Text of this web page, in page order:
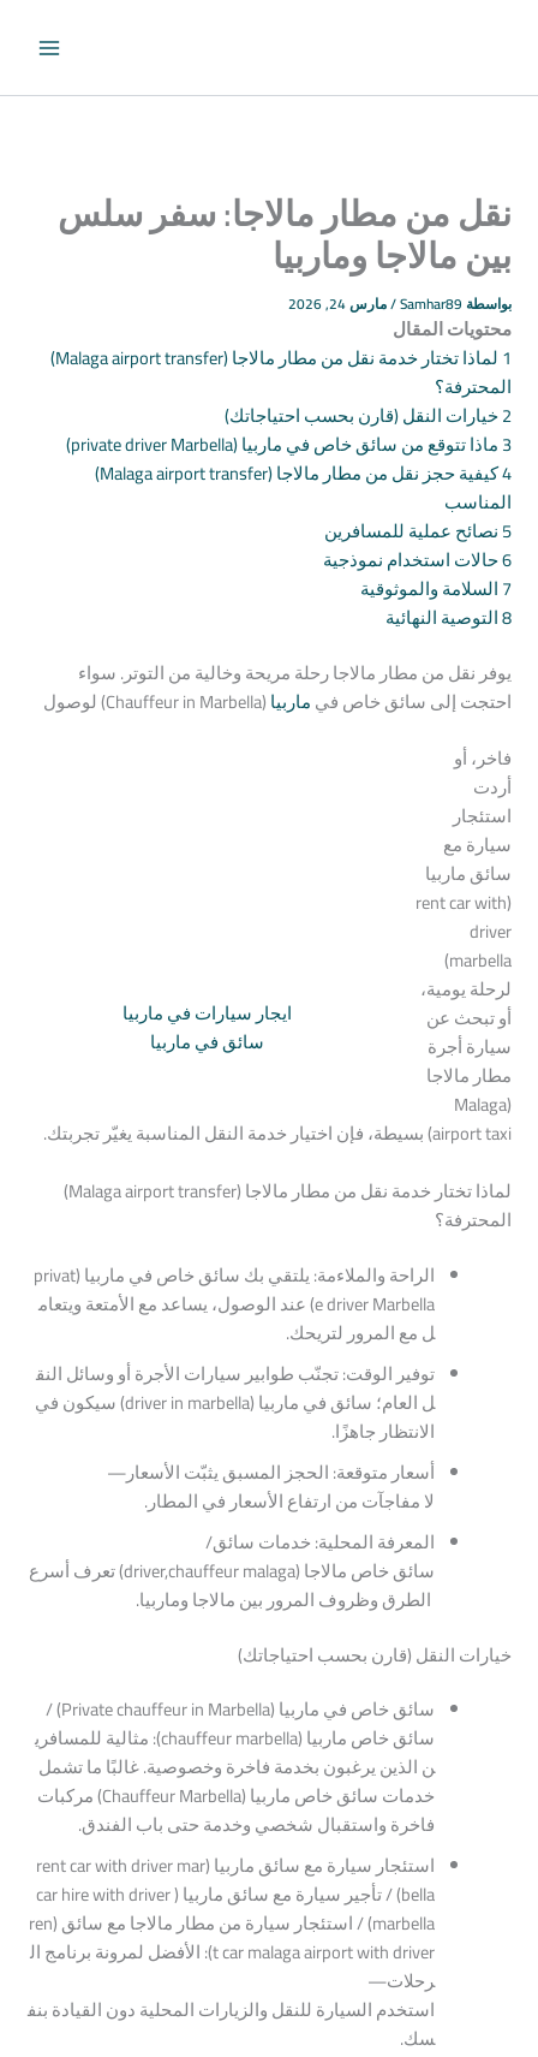
نقل من مطار مالاجا: سفر سلس
بين مالاجا وماربيا
بواسطةSamhar89
/مارس 24, 2026
محتويات المقال
لماذا تختار خدمة نقل من مطار مالاجا (Malaga airport transfer)
المحترفة؟
خيارات النقل (قارن بحسب احتياجاتك)
ماذا تتوقع من سائق خاص في ماربيا (private driver Marbella)
كيفية حجز نقل من مطار مالاجا (Malaga airport transfer)
المناسب
نصائح عملية للمسافرين
حالات استخدام نموذجية
السلامة والموثوقية
التوصية النهائية
يوفرنقلمنمطارمالاجارحلةمريحةوخاليةمنالتوتر.سواء
احتجتإلىسائقخاصفيماربيا(Chauffeur
inMarbella) لوصول
ايجار سيارات في ماربيا
سائق في ماربيا
فاخر،أو
أردت
استئجار
سيارةمع
سائقماربيا
carwith
driver
marbella)
لرحلةيومية،
تبحثعن
سيارةأجرة
مطارمالاجا
airporttaxi) بسيطة،فإناختيارخدمةالنقلالمناسبةيغيّرتجربتك.
لماذاتختارخدمةنقلمنمطارمالاجا(Malaga
airporttransfer)
المحترفة؟
الراحةوالملاءمة:يلتقيبكسائقخاصفيماربيا (privat
edriverMarbella) عندالوصول،يساعدمعالأمتعةويتعام
معالمرورلتريحك.
توفيرالوقت:تجنّبطوابيرسياراتالأجرةأووسائلالنق
العام؛سائقفيماربيا(driver
inmarbella) سيكونفي
الانتظارجاهزًا.
أسعارمتوقعة:الحجزالمسبقيثبّتالأسعار—
مفاجآتمنارتفاعالأسعارفيالمطار.
المعرفةالمحلية:خدماتسائق/
سائقخاصمالاجا(driver,chauffeur
malaga) تعرفأسرع
الطرقوظروفالمروربينمالاجاوماربيا.
خياراتالنقل(قارنبحسباحتياجاتك)
سائقخاصفيماربيا(Private
chauffeurinMarbella)
/
سائقخاصماربيا(chauffeur
marbella)
:مثاليةللمسافري
الذينيرغبونبخدمةفاخرةوخصوصية.غالبًاماتشمل
خدماتسائقخاصماربيا(Chauffeur
Marbella)
مركبات
فاخرةواستقبالشخصيوخدمةحتىبابالفندق.
استئجارسيارةمعسائقماربيا(rent
carwithdrivermar
bella)
/تأجيرسيارةمعسائقماربيا(car
hirewithdriver
marbella)
/استئجارسيارةمنمطارمالاجامعسائق (ren
tcarmalagaairportwithdriver)
:الأفضللمرونةبرنامجال
رحلات—
استخدمالسيارةللنقلوالزياراتالمحليةدونالقيادةبنف
سك.